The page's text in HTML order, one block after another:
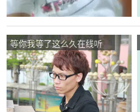
等你我等了这么久在线听
(原唱是友元)，素朴演唱点
播:11次